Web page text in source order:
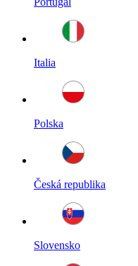
Italia
Polska
Česká republika
Slovensko